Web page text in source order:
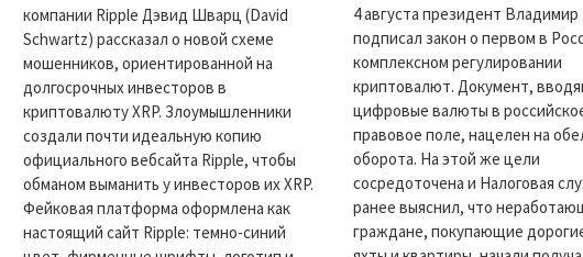
компании Ripple Дэвид Шварц (David
Schwartz) рассказал о новой схеме
мошенников, ориентированной на
долгосрочных инвесторов в
криптовалюту XRP. Злоумышленники
создали почти идеальную копию
официального вебсайта Ripple, чтобы
обманом выманить у инвесторов их XRP.
Фейковая платформа оформлена как
настоящий сайт Ripple: темно-синий
4 августа президент
подписал закон о первом в
комплексном регулировании
криптовалют. Документ,
цифровые валюты в
правовое поле, нацелен на
оборота. На этой же цели
сосредоточена и Налоговая
ранее выяснил, что
граждане, покупающие